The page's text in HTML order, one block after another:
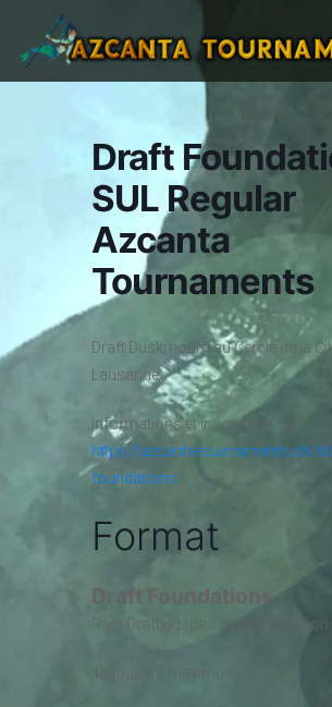
Draft
SUL Regular
Azcanta
Tournaments
Draft Duskmourn au Cercle de la
Lausanne
Informations et inscription sur :
https://azcanta-tournaments.ch/
foundations
Format
Draft Foundations
Rare Drafting (pas de redistribution